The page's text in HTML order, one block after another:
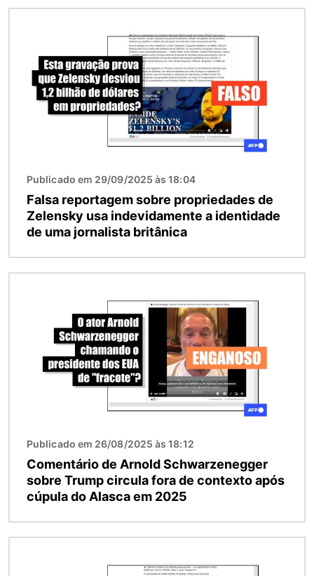
Publicado em 29/09/2025 às 18:04
Falsa reportagem sobre propriedades de
Zelensky usa indevidamente a identidade
de uma jornalista britânica
Publicado em 26/08/2025 às 18:12
Comentário de Arnold Schwarzenegger
sobre Trump circula fora de contexto após
cúpula do Alasca em 2025